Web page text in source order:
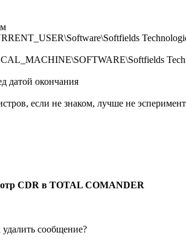
датой окончания
если не знаком, лучше не
CDR в TOTAL COMANDER
сообщение?